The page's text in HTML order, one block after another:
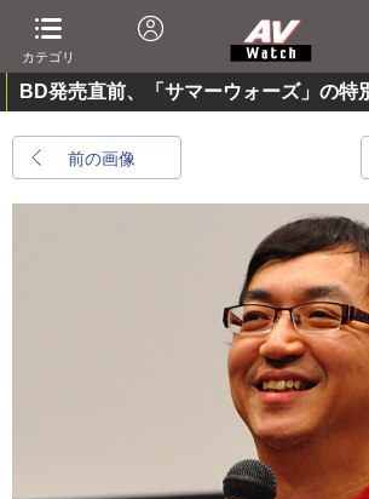
カテゴリ
BD発売直前、「サマーウォーズ」の特
前の画像